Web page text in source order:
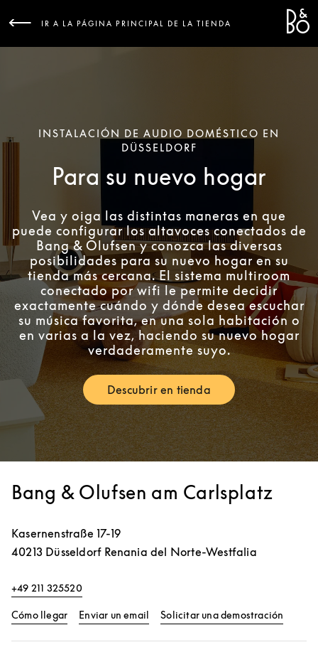
IR A LA PÁGINA PRINCIPAL DE LA TIENDA
INSTALACIÓN DE AUDIO DOMÉSTICO EN
DÜSSELDORF
Para su nuevo hogar
Vea y oiga las distintas maneras en que
puede configurar los altavoces conectados de
Bang & Olufsen y conozca las diversas
posibilidades para su nuevo hogar en su
tienda más cercana. El sistema multiroom
conectado por wifi le permite decidir
exactamente cuándo y dónde desea escuchar
su música favorita, en una sola habitación o
en varias a la vez, haciendo su nuevo hogar
verdaderamente suyo.
Descubrir en tiendaLink Opens in New Tab
Bang & Olufsen am Carlsplatz
Kasernenstraße 17-19
40213 Düsseldorf Renania del Norte-Westfalia
+49 211 325520
Cómo llegarLink Opens in New Tab
Enviar un email Solicitar una demostración